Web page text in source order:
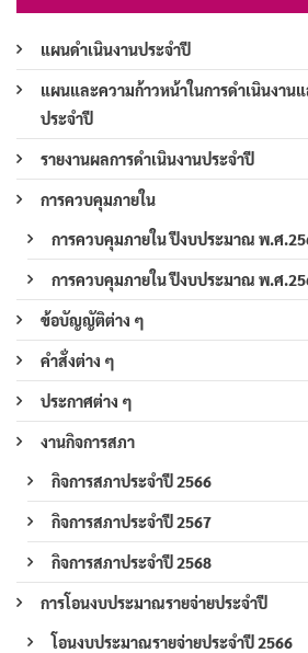
แผนดำเนินงานประจำปี
แผนและความก้าวหน้าในการดำเนินงาน
ประจำปี
รายงานผลการดำเนินงานประจำปี
การควบคุมภายใน
การควบคุมภายใน ปีงบประมาณ พ.ศ
การควบคุมภายใน ปีงบประมาณ พ.ศ
ข้อบัญญัติต่าง ๆ
คำสั่งต่าง ๆ
ประกาศต่าง ๆ
งานกิจการสภา
กิจการสภาประจำปี 2566
กิจการสภาประจำปี 2567
กิจการสภาประจำปี 2568
การโอนงบประมาณรายจ่ายประจำปี
โอนงบประมาณรายจ่ายประจำปี 2566